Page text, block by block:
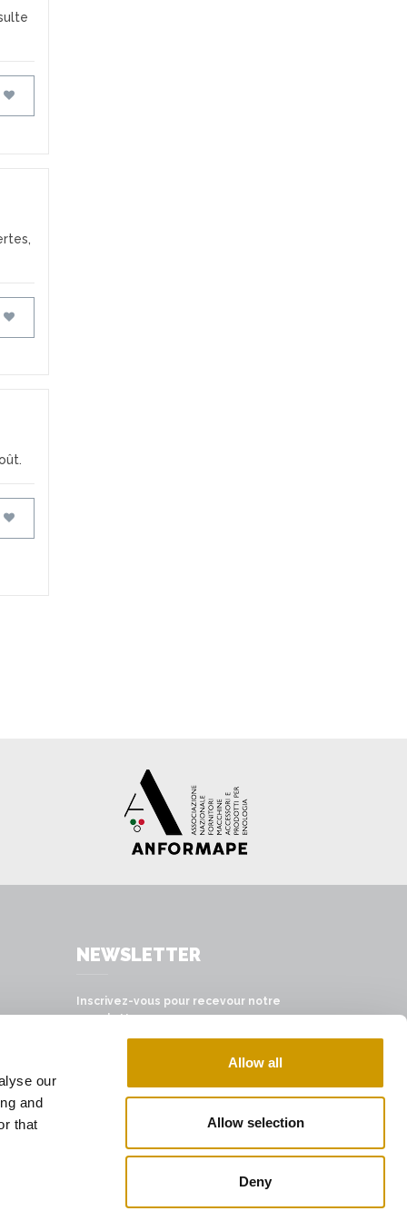
our
and
that
Allow all
Allow selection
Deny
FAVORIS
FAVORIS
FAVORIS
NEWSLETTER
Inscrivez-vous pour recevour notre
newsletter